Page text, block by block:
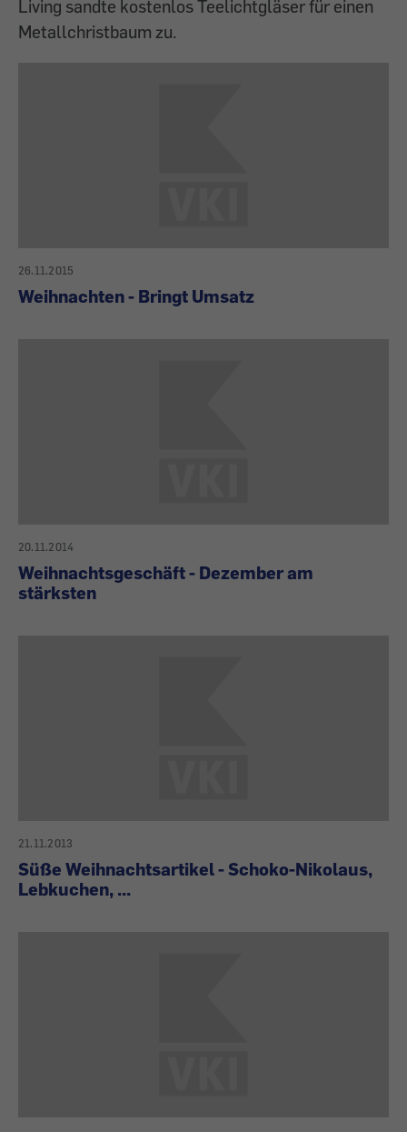
Living sandte kostenlos Teelichtgläser für einen
Metallchristbaum zu.
26.11.2015
Weihnachten - Bringt Umsatz
20.11.2014
Weihnachtsgeschäft - Dezember am
stärksten
21.11.2013
Süße Weihnachtsartikel - Schoko-Nikolaus,
Lebkuchen, ...